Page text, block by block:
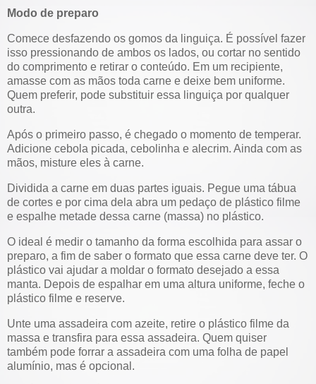
Modo de preparo
Comece desfazendo os gomos da linguiça. É possível fazer
isso pressionando de ambos os lados, ou cortar no sentido
do comprimento e retirar o conteúdo. Em um recipiente,
amasse com as mãos toda carne e deixe bem uniforme.
Quem preferir, pode substituir essa linguiça por qualquer
outra.
Após o primeiro passo, é chegado o momento de temperar.
Adicione cebola picada, cebolinha e alecrim. Ainda com as
mãos, misture eles à carne.
Dividida a carne em duas partes iguais. Pegue uma tábua
de cortes e por cima dela abra um pedaço de plástico filme
e espalhe metade dessa carne (massa) no plástico.
O ideal é medir o tamanho da forma escolhida para assar o
preparo, a fim de saber o formato que essa carne deve ter. O
plástico vai ajudar a moldar o formato desejado a essa
manta. Depois de espalhar em uma altura uniforme, feche o
plástico filme e reserve.
Unte uma assadeira com azeite, retire o plástico filme da
massa e transfira para essa assadeira. Quem quiser
também pode forrar a assadeira com uma folha de papel
alumínio, mas é opcional.